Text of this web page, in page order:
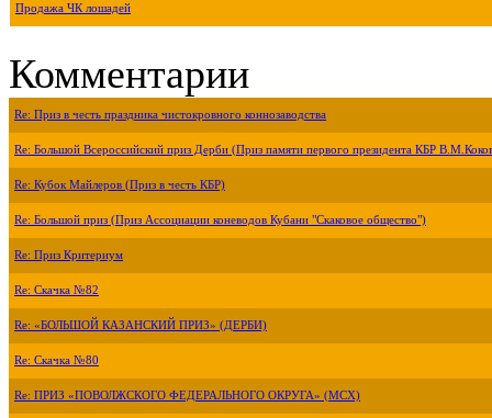
Продажа ЧК лошадей
Комментарии
Re: Приз в честь праздника чистокровного коннозаводства
Re: Большой Всероссийский приз Дерби (Приз памяти первого президента КБР
Re: Кубок Майлеров (Приз в честь КБР)
Re: Большой приз (Приз Ассоциации коневодов Кубани "Скаковое общество")
Re: Приз Критериум
Re: Скачка №82
Re: «БОЛЬШОЙ КАЗАНСКИЙ ПРИЗ» (ДЕРБИ)
Re: Скачка №80
Re: ПРИЗ «ПОВОЛЖСКОГО ФЕДЕРАЛЬНОГО ОКРУГА» (МСХ)